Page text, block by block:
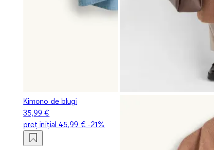
Kimono de blugi
35,99 €
preț inițial 45,99 €-21%